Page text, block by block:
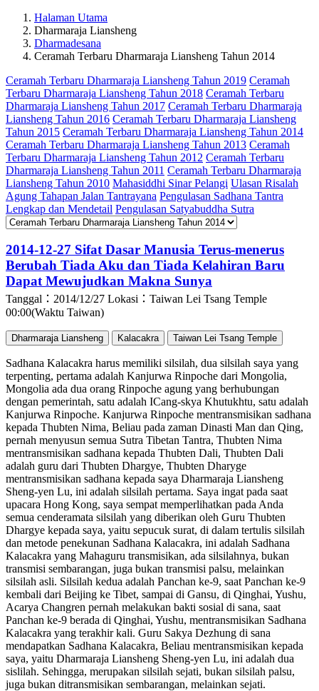
Halaman Utama
Dharmaraja Liansheng
Dharmadesana
Ceramah Terbaru Dharmaraja Liansheng Tahun 2014
Ceramah Terbaru Dharmaraja Liansheng Tahun 2019 Ceramah
Terbaru Dharmaraja Liansheng Tahun 2018 Ceramah Terbaru
Dharmaraja Liansheng Tahun 2017 Ceramah Terbaru Dharmaraja
Liansheng Tahun 2016 Ceramah Terbaru Dharmaraja Liansheng
Tahun 2015 Ceramah Terbaru Dharmaraja Liansheng Tahun 2014
Ceramah Terbaru Dharmaraja Liansheng Tahun 2013 Ceramah
Terbaru Dharmaraja Liansheng Tahun 2012 Ceramah Terbaru
Dharmaraja Liansheng Tahun 2011 Ceramah Terbaru Dharmaraja
Liansheng Tahun 2010 Mahasiddhi Sinar Pelangi Ulasan Risalah
Agung Tahapan Jalan Tantrayana Pengulasan Sadhana Tantra
Lengkap dan Mendetail Pengulasan Satyabuddha Sutra
2014-12-27 Sifat Dasar Manusia Terus-menerus
Berubah Tiada Aku dan Tiada Kelahiran Baru
Dapat Mewujudkan Makna Sunya
Tanggal：2014/12/27 Lokasi：Taiwan Lei Tsang Temple
00:00(Waktu Taiwan)
Dharmaraja Liansheng Kalacakra Taiwan Lei Tsang Temple
Sadhana Kalacakra harus memiliki silsilah, dua silsilah saya yang
terpenting, pertama adalah Kanjurwa Rinpoche dari Mongolia,
Mongolia ada dua orang Rinpoche agung yang berhubungan
dengan pemerintah, satu adalah ICang-skya Khutukhtu, satu adalah
Kanjurwa Rinpoche. Kanjurwa Rinpoche mentransmisikan sadhana
kepada Thubten Nima, Beliau pada zaman Dinasti Man dan Qing,
pernah menyusun semua Sutra Tibetan Tantra, Thubten Nima
mentransmisikan sadhana kepada Thubten Dali, Thubten Dali
adalah guru dari Thubten Dhargye, Thubten Dharyge
mentransmisikan sadhana kepada saya Dharmaraja Liansheng
Sheng-yen Lu, ini adalah silsilah pertama. Saya ingat pada saat
upacara Hong Kong, saya sempat memperlihatkan pada Anda
semua cenderamata silsilah yang diberikan oleh Guru Thubten
Dhargye kepada saya, yaitu sepucuk surat, di dalam tertulis silsilah
dan metode penekunan Sadhana Kalacakra, ini adalah Sadhana
Kalacakra yang Mahaguru transmisikan, ada silsilahnya, bukan
transmisi sembarangan, juga bukan transmisi palsu, melainkan
silsilah asli. Silsilah kedua adalah Panchan ke-9, saat Panchan ke-9
kembali dari Beijing ke Tibet, sampai di Gansu, di Qinghai, Yushu,
Acarya Changren pernah melakukan bakti sosial di sana, saat
Panchan ke-9 berada di Qinghai, Yushu, mentransmisikan Sadhana
Kalacakra yang terakhir kali. Guru Sakya Dezhung di sana
mendapatkan Sadhana Kalacakra, Beliau mentransmisikan kepada
saya, yaitu Dharmaraja Liansheng Sheng-yen Lu, ini adalah dua
sislilah. Sehingga, merupakan silsilah sejati, bukan silsilah palsu,
juga bukan ditransmisikan sembarangan, melainkan sejati.